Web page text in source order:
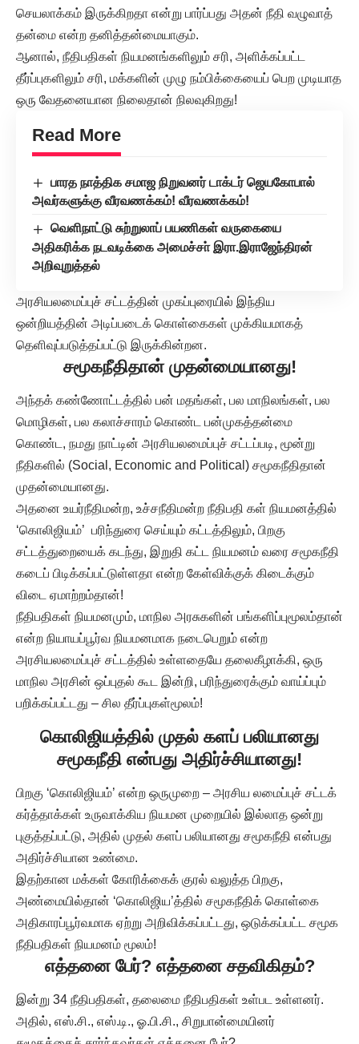
செயலாக்கம் இருக்கிறதா என்று பார்ப்பது அதன் நீதி வழுவாத்
தன்மை என்ற தனித்தன்மையாகும்.
ஆனால், நீதிபதிகள் நியமனங்களிலும் சரி, அளிக்கப்பட்ட
தீர்ப்புகளிலும் சரி, மக்களின் முழு நம்பிக்கையைப் பெற முடியாத
ஒரு வேதனையான நிலைதான் நிலவுகிறது!
Read More
பாரத நாத்திக சமாஜ நிறுவனர் டாக்டர் ஜெயகோபால்
அவர்களுக்கு வீரவணக்கம்! வீரவணக்கம்!
வெளிநாட்டு சுற்றுலாப் பயணிகள் வருகையை
அதிகரிக்க நடவடிக்கை அமைச்சா் இரா.இராஜேந்திரன்
அறிவுறுத்தல்
அரசியலமைப்புச் சட்டத்தின் முகப்புரையில் இந்திய
ஒன்றியத்தின் அடிப்படைக் கொள்கைகள் முக்கியமாகத்
தெளிவுப்படுத்தப்பட்டு இருக்கின்றன.
சமூகநீதிதான் முதன்மையானது!
அந்தக் கண்ணோட்டத்தில் பன் மதங்கள், பல மாநிலங்கள், பல
மொழிகள், பல கலாச்சாரம் கொண்ட பன்முகத்தன்மை
கொண்ட, நமது நாட்டின் அரசியலமைப்புச் சட்டப்படி, மூன்று
நீதிகளில் (Social, Economic and Political) சமூகநீதிதான்
முதன்மையானது.
அதனை உயர்நீதிமன்ற, உச்சநீதிமன்ற நீதிபதி கள் நியமனத்தில்
‘கொலிஜியம்’ பரிந்துரை செய்யும் கட்டத்திலும், பிறகு
சட்டத்துறையைக் கடந்து, இறுதி கட்ட நியமனம் வரை சமூகநீதி
கடைப் பிடிக்கப்பட்டுள்ளதா என்ற கேள்விக்குக் கிடைக்கும்
விடை ஏமாற்றம்தான்!
நீதிபதிகள் நியமனமும், மாநில அரசுகளின் பங்களிப்புமூலம்தான்
என்ற நியாயப்பூர்வ நியமனமாக நடைபெறும் என்ற
அரசியலமைப்புச் சட்டத்தில் உள்ளதையே தலைகீழாக்கி, ஒரு
மாநில அரசின் ஒப்புதல் கூட இன்றி, பரிந்துரைக்கும் வாய்ப்பும்
பறிக்கப்பட்டது – சில தீர்ப்புகள்மூலம்!
கொலிஜியத்தில் முதல் களப் பலியானது
சமூகநீதி என்பது அதிர்ச்சியானது!
பிறகு ‘கொலிஜியம்’ என்ற ஒருமுறை – அரசிய லமைப்புச் சட்டக்
கர்த்தாக்கள் உருவாக்கிய நியமன முறையில் இல்லாத ஒன்று
புகுத்தப்பட்டு, அதில் முதல் களப் பலியானது சமூகநீதி என்பது
அதிர்ச்சியான உண்மை.
இதற்கான மக்கள் கோரிக்கைக் குரல் வலுத்த பிறகு,
அண்மையில்தான் ‘கொலிஜிய’த்தில் சமூகநீதிக் கொள்கை
அதிகாரப்பூர்வமாக ஏற்று அறிவிக்கப்பட்டது, ஒடுக்கப்பட்ட சமூக
நீதிபதிகள் நியமனம் மூலம்!
எத்தனை பேர்? எத்தனை சதவிகிதம்?
இன்று 34 நீதிபதிகள், தலைமை நீதிபதிகள் உள்பட உள்ளனர்.
அதில், எஸ்.சி., எஸ்.டி., ஓ.பி.சி., சிறுபான்மையினர்